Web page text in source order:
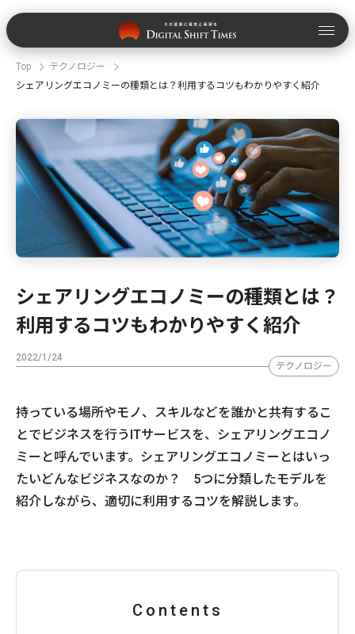
Top
テクノロジー
シェアリングエコノミーの種類とは？利用するコツもわかりやすく紹介
シェアリングエコノミーの種類とは？
利用するコツもわかりやすく紹介
2022/1/24
テクノロジー
持っている場所やモノ、スキルなどを誰かと共有するこ
とでビジネスを行うITサービスを、シェアリングエコノ
ミーと呼んでいます。シェアリングエコノミーとはいっ
たいどんなビジネスなのか？ 5つに分類したモデルを
紹介しながら、適切に利用するコツを解説します。
Contents